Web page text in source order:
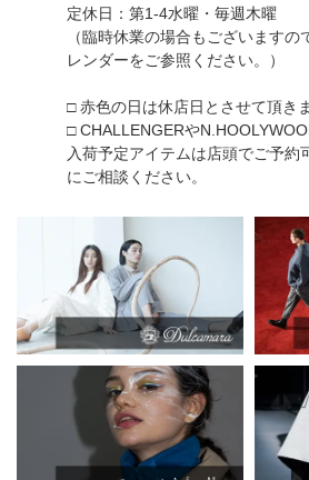
定休日：第1-4水曜・毎週木曜
（臨時休業の場合もございますの
レンダーをご参照ください。）
□ 赤色の日は休店日とさせて頂きま
□ CHALLENGERや
入荷予定アイテムは店頭でご予約
にご相談ください。